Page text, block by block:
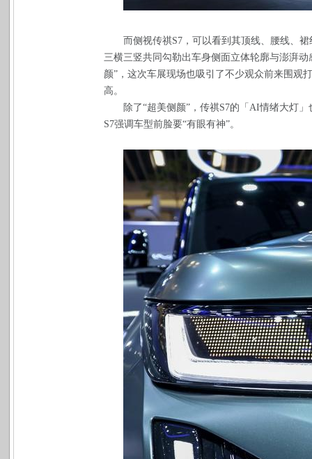
而侧视传祺S7，可以看到其顶线、腰线、
三横三竖共同勾勒出车身侧面立体轮廓与澎湃
颜”，这次车展现场也吸引了不少观众前来围观
高。
除了“超美侧颜”，传祺S7的「AI情绪大灯
S7强调车型前脸要“有眼有神”。